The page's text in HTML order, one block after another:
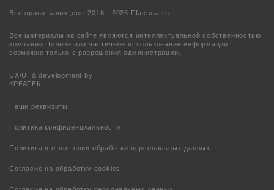
Все права защищены 2016 - 2026 Ffactura.ru
Все материалы на сайте являются интеллектуальной собственностью
компании. Полное или частичное использование информации
возможно только с разрешения администрации.
UX/UI & development by
КРЕАТЕК
Наши реквизиты
Политика конфиденциальности
Политика в отношении обработки персональных данных
Согласие на обработку cookies